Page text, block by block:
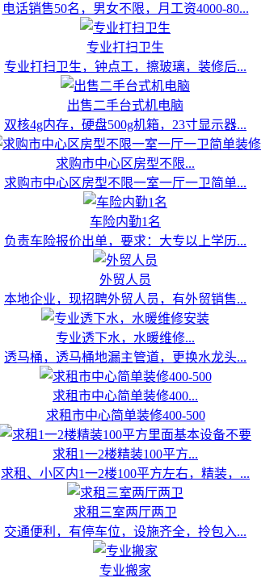
电话销售50名，男女不限，月工资4000-80...
专业打扫卫生
专业打扫卫生，钟点工，擦玻璃，装修后...
出售二手台式机电脑
双核4g内存，硬盘500g机箱，23寸显示器...
求购市中心区房型不限...
求购市中心区房型不限一室一厅一卫简单...
车险内勤1名
负责车险报价出单，要求：大专以上学历...
外贸人员
本地企业，现招聘外贸人员，有外贸销售...
专业透下水，水暖维修...
透马桶，透马桶地漏主管道，更换水龙头...
求租市中心简单装修400...
求租市中心简单装修400-500
求租1一2楼精装100平方...
求租、小区内1一2楼100平方左右，精装，...
求租三室两厅两卫
交通便利，有停车位，设施齐全，拎包入...
专业搬家